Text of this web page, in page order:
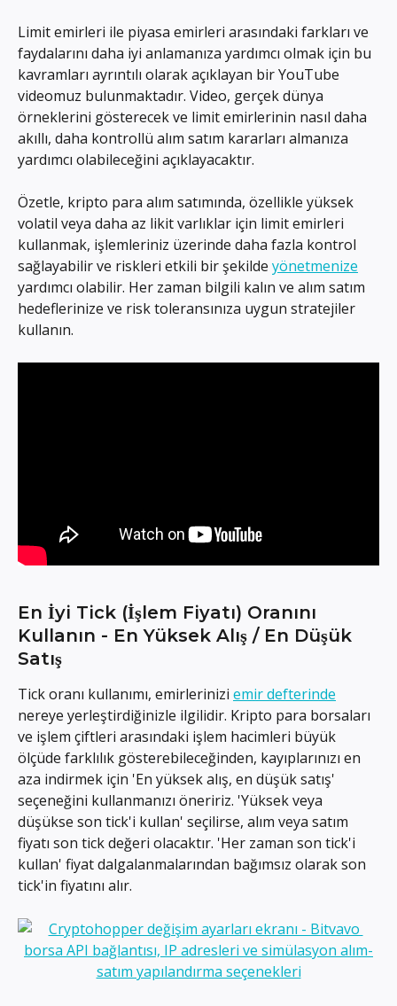
Limit emirleri ile piyasa emirleri arasındaki farkları ve
faydalarını daha iyi anlamanıza yardımcı olmak için bu
kavramları ayrıntılı olarak açıklayan bir YouTube
videomuz bulunmaktadır. Video, gerçek dünya
örneklerini gösterecek ve limit emirlerinin nasıl daha
akıllı, daha kontrollü alım satım kararları almanıza
yardımcı olabileceğini açıklayacaktır.
Özetle, kripto para alım satımında, özellikle yüksek
volatil veya daha az likit varlıklar için limit emirleri
kullanmak, işlemleriniz üzerinde daha fazla kontrol
sağlayabilir ve riskleri etkili bir şekilde yönetmenize
yardımcı olabilir. Her zaman bilgili kalın ve alım satım
hedeflerinize ve risk toleransınıza uygun stratejiler
kullanın.
En İyi Tick (İşlem Fiyatı) Oranını
Kullanın - En Yüksek Alış / En Düşük
Satış
Tick oranı kullanımı, emirlerinizi emir defterinde
nereye yerleştirdiğinizle ilgilidir. Kripto para borsaları
ve işlem çiftleri arasındaki işlem hacimleri büyük
ölçüde farklılık gösterebileceğinden, kayıplarınızı en
aza indirmek için 'En yüksek alış, en düşük satış'
seçeneğini kullanmanızı öneririz. 'Yüksek veya
düşükse son tick'i kullan' seçilirse, alım veya satım
fiyatı son tick değeri olacaktır. 'Her zaman son tick'i
kullan' fiyat dalgalanmalarından bağımsız olarak son
tick'in fiyatını alır.